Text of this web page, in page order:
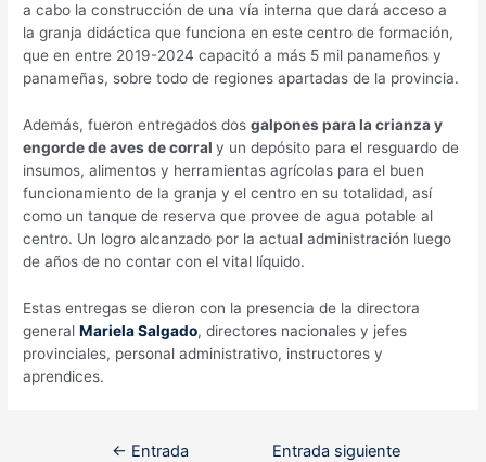
a cabo la construcción de una vía interna que dará acceso a
la granja didáctica que funciona en este centro de formación,
que en entre 2019-2024 capacitó a más 5 mil panameños y
panameñas, sobre todo de regiones apartadas de la provincia.
Además, fueron entregados dosgalpones para la crianza y
engorde de aves de corraly un depósito para el resguardo de
insumos, alimentos y herramientas agrícolas para el buen
funcionamiento de la granja y el centro en su totalidad, así
como un tanque de reserva que provee de agua potable al
centro. Un logro alcanzado por la actual administración luego
de años de no contar con el vital líquido.
Estas entregas se dieron con la presencia de la directora
generalMariela Salgado, directores nacionales y jefes
provinciales, personal administrativo, instructores y
aprendices.
Navegación
← Entrada
Entrada siguiente